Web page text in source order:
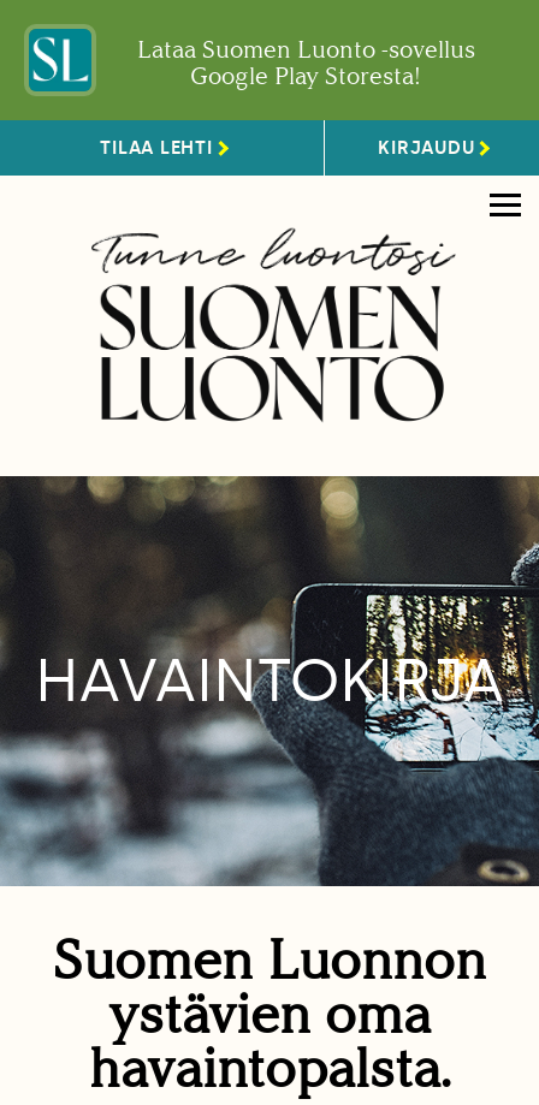
Lataa Suomen Luonto -sovellus
Google Play Storesta!
TILAA LEHTI KIRJAUDU
HAVAINTOKIRJA
Suomen Luonnon
ystävien oma
havaintopalsta.